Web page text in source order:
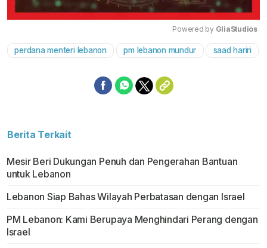
Mute
Powered by GliaStudios
perdana menteri lebanon pm lebanon mundur saad hariri
Berita Terkait
Mesir Beri Dukungan Penuh dan Pengerahan Bantuan
untuk Lebanon
Lebanon Siap Bahas Wilayah Perbatasan dengan Israel
PM Lebanon: Kami Berupaya Menghindari Perang dengan
Israel